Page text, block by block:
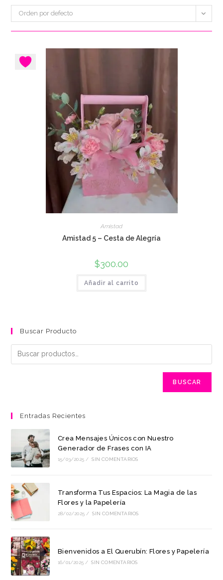
Orden por defecto
Amistad
Amistad 5 – Cesta de Alegría
$300.00
Añadir al carrito
Buscar Producto
BUSCAR
Entradas Recientes
Crea Mensajes Únicos con Nuestro
Generador de Frases con IA
15/03/2025 / SIN COMENTARIOS
Transforma Tus Espacios: La Magia de las
Flores y la Papelería
28/02/2025 / SIN COMENTARIOS
Bienvenidos a El Querubín: Flores y Papelería
16/01/2025 / SIN COMENTARIOS